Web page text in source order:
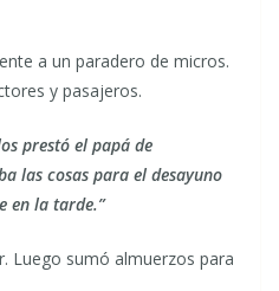
a un paradero de micros.
y pasajeros.
prestó el papá de
las cosas para el desayuno
en la tarde.”
Luego sumó almuerzos para